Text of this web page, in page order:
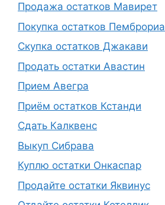
Продажа остатков Мавирет
Покупка остатков Пемброриа
Скупка остатков Джакави
Продать остатки Авастин
Прием Авегра
Приём остатков Кстанди
Сдать Калквенс
Выкуп Сибрава
Куплю остатки Онкаспар
Продайте остатки Яквинус